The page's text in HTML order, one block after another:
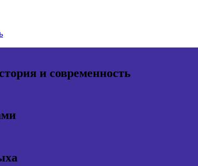
и современность